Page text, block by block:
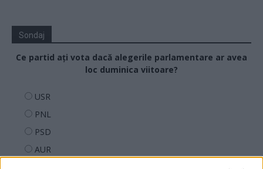
Sondaj
Ce partid ați vota dacă alegerile parlamentare ar avea
loc duminica viitoare?
USR
PNL
PSD
AUR